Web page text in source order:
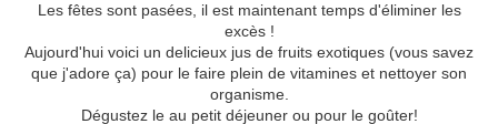
Les fêtes sont pasées, il est maintenant temps d'éliminer les
excès !
Aujourd'hui voici un delicieux jus de fruits exotiques (vous savez
que j'adore ça) pour le faire plein de vitamines et nettoyer son
organisme.
Dégustez le au petit déjeuner ou pour le goûter!